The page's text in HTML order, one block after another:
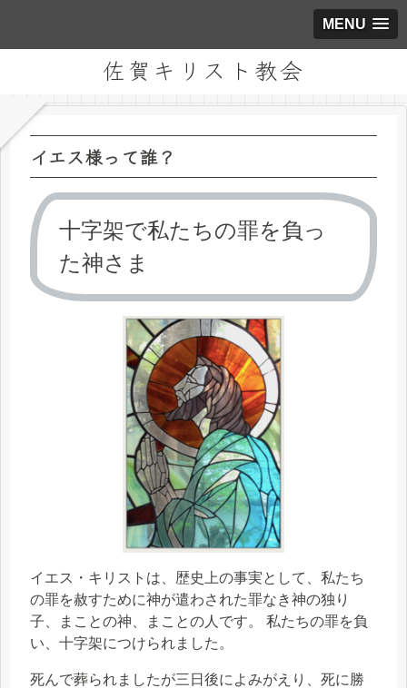
MENU
佐賀キリスト教会
イエス様って誰？
十字架で私たちの罪を負っ
た神さま
イエス・キリストは、歴史上の事実として、私たち
の罪を赦すために神が遣わされた罪なき神の独り
子、まことの神、まことの人です。 私たちの罪を負
い、十字架につけられました。
死んで葬られましたが三日後によみがえり、死に勝